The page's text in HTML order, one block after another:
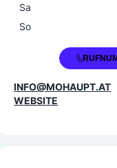
Sa
So
+43 1 9825257
INFO@MOHAUPT.AT
WEBSITE